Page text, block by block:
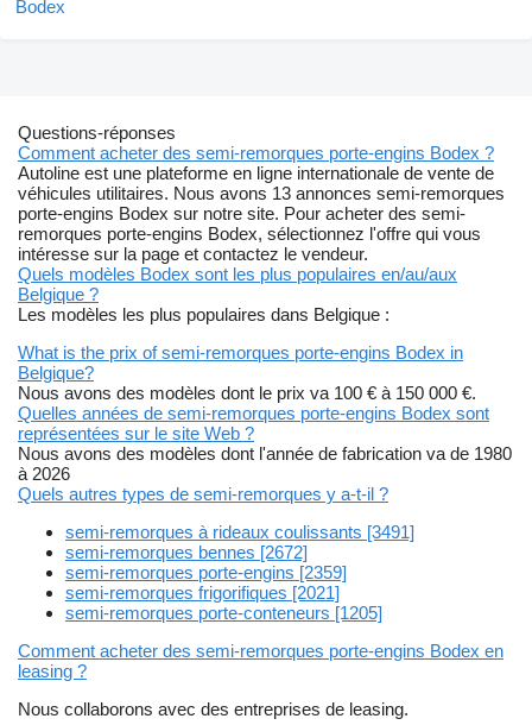
Questions-réponses
Comment acheter des semi-remorques porte-engins Bodex ?
Autoline est une plateforme en ligne internationale de vente de
véhicules utilitaires. Nous avons 13 annonces semi-remorques
porte-engins Bodex sur notre site. Pour acheter des semi-
remorques porte-engins Bodex, sélectionnez l'offre qui vous
intéresse sur la page et contactez le vendeur.
Quels modèles Bodex sont les plus populaires en/au/aux
Belgique ?
Les modèles les plus populaires dans Belgique :
What is the prix of semi-remorques porte-engins Bodex in
Belgique?
Nous avons des modèles dont le prix va 100 € à 150 000 €.
Quelles années de semi-remorques porte-engins Bodex sont
représentées sur le site Web ?
Nous avons des modèles dont l'année de fabrication va de 1980
à 2026
Quels autres types de semi-remorques y a-t-il ?
semi-remorques à rideaux coulissants [3491]
semi-remorques bennes [2672]
semi-remorques porte-engins [2359]
semi-remorques frigorifiques [2021]
semi-remorques porte-conteneurs [1205]
Comment acheter des semi-remorques porte-engins Bodex en
leasing ?
Nous collaborons avec des entreprises de leasing.